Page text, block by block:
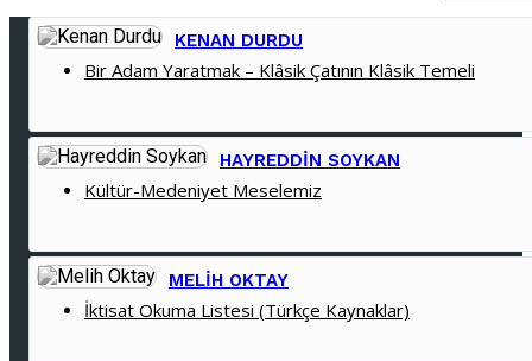
KENAN DURDU
Bir Adam Yaratmak – Klâsik Çatının Klâsik Temeli
HAYREDDIN SOYKAN
Kültür-Medeniyet Meselemiz
MELIH OKTAY
İktisat Okuma Listesi (Türkçe Kaynaklar)